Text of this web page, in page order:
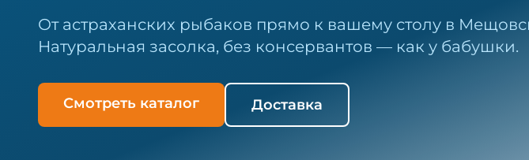
От астраханских рыбаков прямо к вашему столу в
Натуральная засолка, без консервантов — как у бабушки.
Смотреть каталог Доставка